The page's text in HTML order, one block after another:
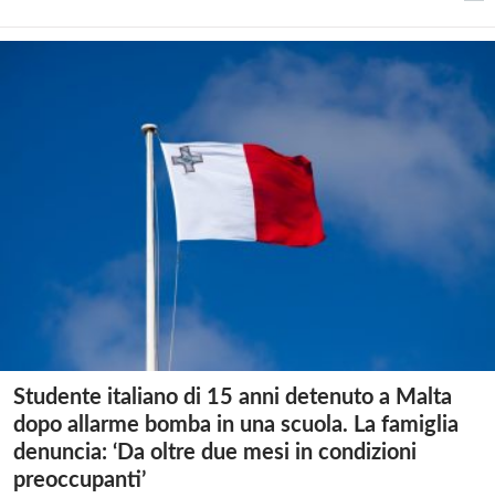
Studente italiano di 15 anni detenuto a Malta
dopo allarme bomba in una scuola. La famiglia
denuncia: ‘Da oltre due mesi in condizioni
preoccupanti’